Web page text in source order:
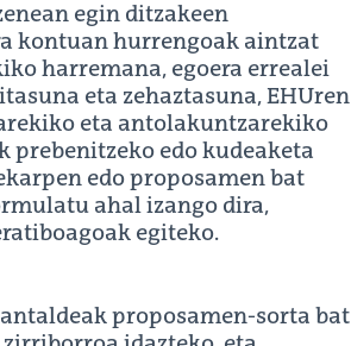
egin ditzakeen
kontuan hurrengoak aintzat
harremana, egoera errealei
eta zehaztasuna, EHUren
eta antolakuntzarekiko
prebenitzeko edo kudeaketa
edo proposamen bat
ahal izango dira,
egiteko.
proposamen-sorta bat